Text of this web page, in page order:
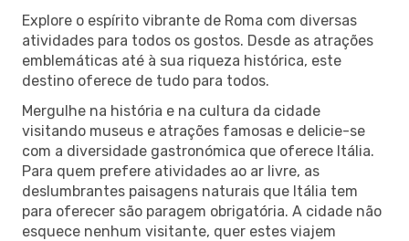
Explore o espírito vibrante de Roma com diversas
atividades para todos os gostos. Desde as atrações
emblemáticas até à sua riqueza histórica, este
destino oferece de tudo para todos.
Mergulhe na história e na cultura da cidade
visitando museus e atrações famosas e delicie-se
com a diversidade gastronómica que oferece Itália.
Para quem prefere atividades ao ar livre, as
deslumbrantes paisagens naturais que Itália tem
para oferecer são paragem obrigatória. A cidade não
esquece nenhum visitante, quer estes viajem